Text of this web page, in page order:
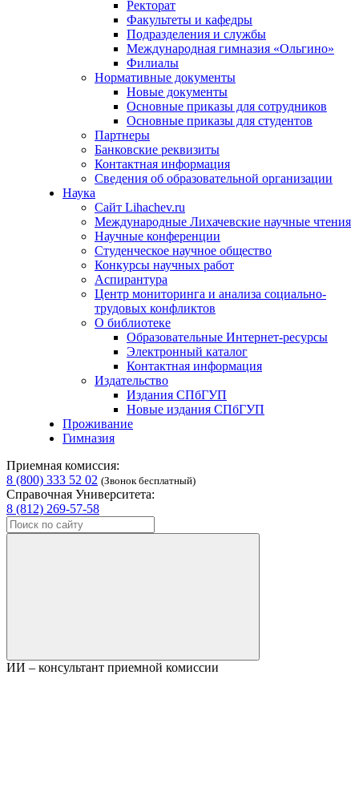
Ректорат
Факультеты и кафедры
Подразделения и службы
Международная гимназия «Ольгино»
Филиалы
Нормативные документы
Новые документы
Основные приказы для сотрудников
Основные приказы для студентов
Партнеры
Банковские реквизиты
Контактная информация
Сведения об образовательной организации
Наука
Сайт Lihachev.ru
Международные Лихачевские научные чтения
Научные конференции
Студенческое научное общество
Конкурсы научных работ
Аспирантура
Центр мониторинга и анализа социально-
трудовых конфликтов
О библиотеке
Образовательные Интернет-ресурсы
Электронный каталог
Контактная информация
Издательство
Издания СПбГУП
Новые издания СПбГУП
Проживание
Гимназия
Приемная комиссия:
8 (800) 333 52 02 (Звонок бесплатный)
Справочная Университета:
8 (812) 269-57-58
ИИ – консультант приемной комиссии